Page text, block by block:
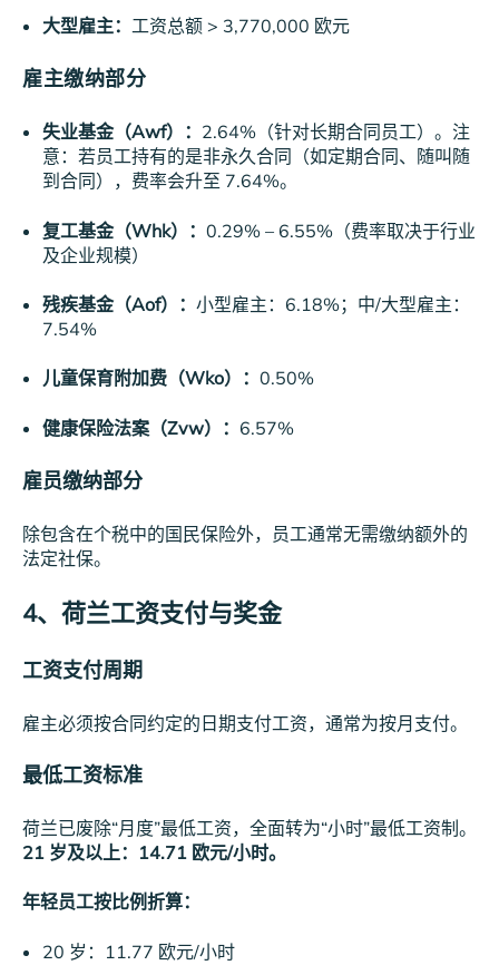
大型雇主： 工资总额 > 3,770,000 欧元
雇主缴纳部分
失业基金（Awf）： 2.64%（针对长期合同员工）。注
意：若员工持有的是非永久合同（如定期合同、随叫随
到合同），费率会升至 7.64%。
复工基金（Whk）： 0.29% – 6.55%（费率取决于行业
及企业规模）
残疾基金（Aof）： 小型雇主：6.18%；中/大型雇主：
7.54%
儿童保育附加费（Wko）： 0.50%
健康保险法案（Zvw）： 6.57%
雇员缴纳部分
除包含在个税中的国民保险外，员工通常无需缴纳额外的
法定社保。
4、荷兰工资支付与奖金
工资支付周期
雇主必须按合同约定的日期支付工资，通常为按月支付。
最低工资标准
荷兰已废除“月度”最低工资，全面转为“小时”最低工资制。
21 岁及以上：14.71 欧元/小时。
年轻员工按比例折算：
20 岁：11.77 欧元/小时